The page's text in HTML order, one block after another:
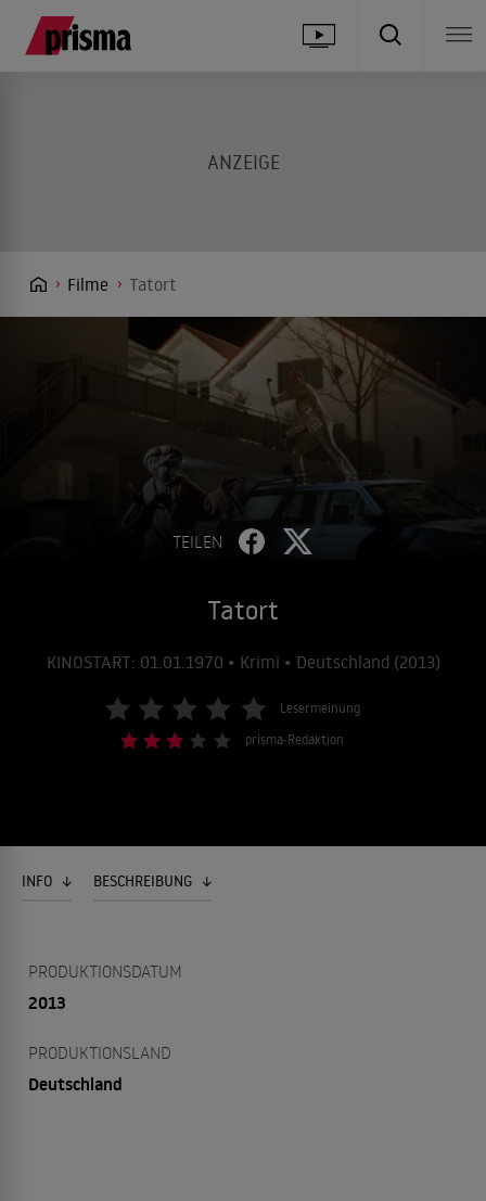
Filme Tatort
TEILEN
Tatort
KINOSTART: 01.01.1970 • Krimi • Deutschland (2013)
Lesermeinung
prisma-Redaktion
INFO BESCHREIBUNG
PRODUKTIONSDATUM
2013
PRODUKTIONSLAND
Deutschland